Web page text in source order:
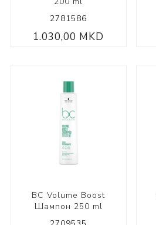
2781586
1.030,00 MKD
BC Volume Boost
Шампон 250 ml